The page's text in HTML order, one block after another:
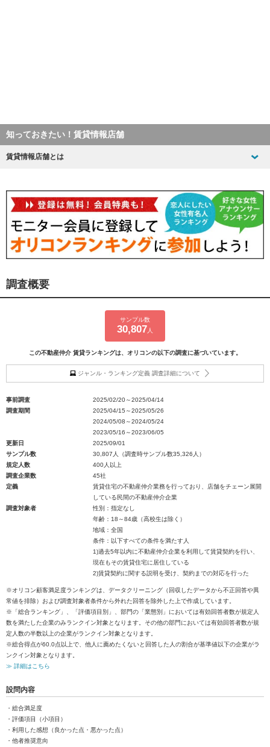
知っておきたい！賃貸情報店舗
賃貸情報店舗とは
調査概要
サンプル数
30,807人
この不動産仲介 賃貸ランキングは、オリコンの以下の調査に基づいています。
ジャンル・ランキング定義 調査詳細について
事前調査
2025/02/20～2025/04/14
調査期間
2025/04/15～2025/05/26
2024/05/08～2024/05/24
2023/05/16～2023/06/05
更新日
2025/09/01
サンプル数
30,807人（調査時サンプル数35,326人）
規定人数
400人以上
調査企業数
45社
定義
賃貸住宅の不動産仲介業務を行っており、店舗をチェーン展開
している民間の不動産仲介企業
調査対象者
性別：指定なし
年齢：18～84歳（高校生は除く）
地域：全国
条件：以下すべての条件を満たす人
1)過去5年以内に不動産仲介企業を利用して賃貸契約を行い、
現在もその賃貸住宅に居住している
2)賃貸契約に関する説明を受け、契約までの対応を行った
※オリコン顧客満足度ランキングは、データクリーニング（回収したデータから不正回答や異
常値を排除）および調査対象者条件から外れた回答を除外した上で作成しています。
※「総合ランキング」、「評価項目別」、部門の「業態別」においては有効回答者数が規定人
数を満たした企業のみランクイン対象となります。その他の部門においては有効回答者数が規
定人数の半数以上の企業がランクイン対象となります。
※総合得点が60.0点以上で、他人に薦めたくないと回答した人の割合が基準値以下の企業がラ
ンクイン対象となります。
≫ 詳細はこちら
設問内容
・総合満足度
・評価項目（小項目）
・利用した感想（良かった点・悪かった点）
・他者推奨意向